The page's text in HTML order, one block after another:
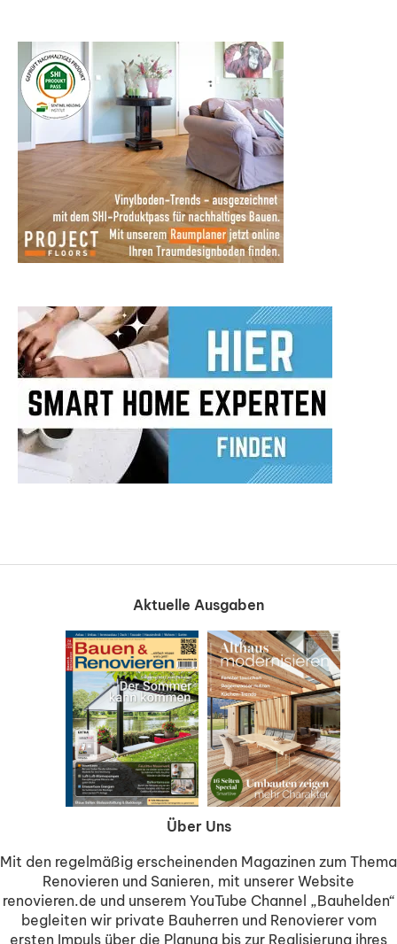
Aktuelle Ausgaben
Über Uns
Mit den regelmäßig erscheinenden Magazinen zum Thema
Renovieren und Sanieren, mit unserer Website
renovieren.de und unserem YouTube Channel „Bauhelden“
begleiten wir private Bauherren und Renovierer vom
ersten Impuls über die Planung bis zur Realisierung ihres